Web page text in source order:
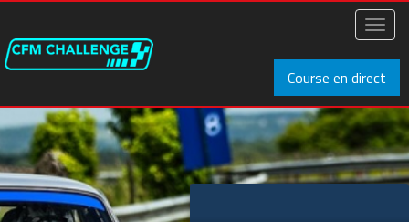
Aller
principal
Course en direct